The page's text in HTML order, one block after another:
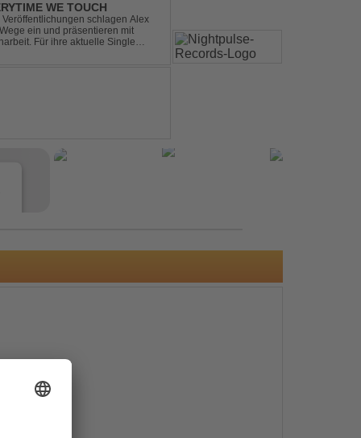
WE TOUCH
schlagen Alex
ein und präsentieren mit
Für ihre aktuelle Single